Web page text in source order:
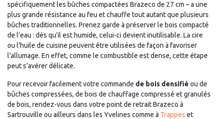
spécifiquement les bûches compactées Brazeco de 27 cm – a une
plus grande résistance au feu et chauffe tout autant que plusieurs
bûches traditionnelles. Prenez garde à préserver le bois compacté
de l’eau : dès qu’il est humide, celui-ci devient inutilisable. La cire
ou l’huile de cuisine peuvent être utilisées de façon à favoriser
l’allumage. En effet, comme le combustible est dense, cette étape
peut s’avérer délicate.
Pour recevoir facilement votre commande de bois densifié ou de
bûches compressées, de bois de chauffage compressé et granulés
de bois, rendez-vous dans votre point de retrait Brazeco à
Sartrouville ou ailleurs dans les Yvelines comme à Trappes et